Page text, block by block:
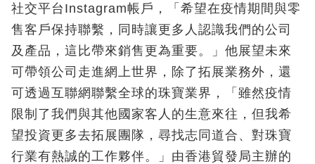
社交平台Instagram帳戶，「希望在疫情期間與零
售客戶保持聯繫，同時讓更多人認識我們的公司
及產品，這比帶來銷售更為重要。」他展望未來
可帶領公司走進網上世界，除了拓展業務外，還
可透過互聯網聯繫全球的珠寶業界，「雖然疫情
限制了我們與其他國家客人的生意來往，但我希
望投資更多去拓展團隊，尋找志同道合、對珠寶
行業有熱誠的工作夥伴。」由香港貿發局主辦的